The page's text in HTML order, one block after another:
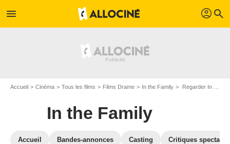
menu profil search
Accueil Cinéma Tous les films Films Drame In the Family Regarder In the Family en SVOD
In the Family
Accueil Bandes-annonces Casting Critiques